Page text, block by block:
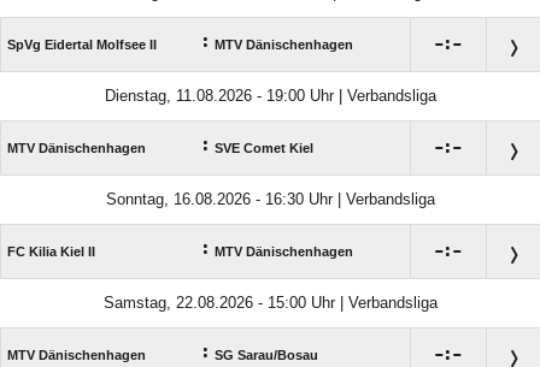
SpVg Eidertal Molfsee II : MTV Dänischenhagen :
Dienstag, 11.08.2026 - 19:00 Uhr | Verbandsliga
MTV Dänischenhagen : SVE Comet Kiel :
Sonntag, 16.08.2026 - 16:30 Uhr | Verbandsliga
FC Kilia Kiel II : MTV Dänischenhagen :
Samstag, 22.08.2026 - 15:00 Uhr | Verbandsliga
MTV Dänischenhagen : SG Sarau/​Bosau :